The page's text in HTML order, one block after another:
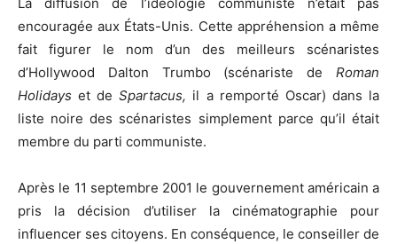
La diffusion de l’idéologie communiste n’était pas
encouragée aux États-Unis. Cette appréhension a même
fait figurer le nom d’un des meilleurs scénaristes
d’Hollywood Dalton Trumbo (scénariste de Roman
Holidayset deSpartacus, il a remporté Oscar) dans la
liste noire des scénaristes simplement parce qu’il était
membre du parti communiste.
Après le 11 septembre 2001 le gouvernement américain a
pris la décision d’utiliser la cinématographie pour
influencer ses citoyens. En conséquence, le conseiller de